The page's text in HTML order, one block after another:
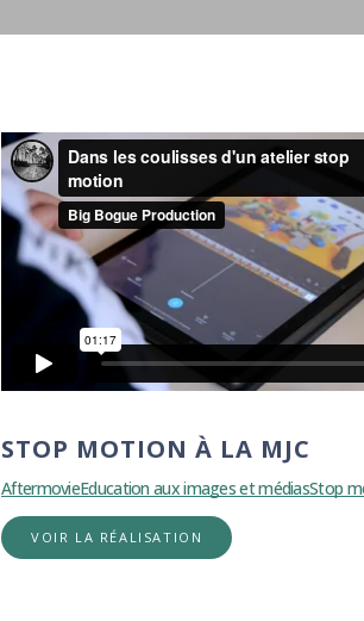
STOP MOTION À LA MJC
AftermovieEducation aux images et médiasStop
VOIR LA RÉALISATION